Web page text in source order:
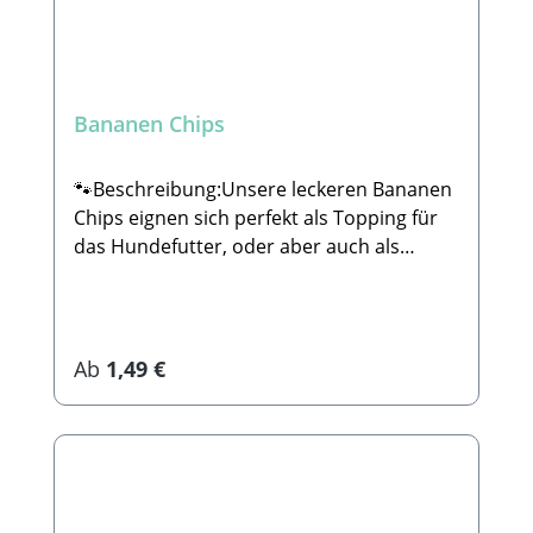
Bananen Chips
🐾Beschreibung:Unsere leckeren Bananen
Chips eignen sich perfekt als Topping für
das Hundefutter, oder aber auch als
Zusammensetzung:74% Banane
Regulärer Preis:
Ab 1,49 €